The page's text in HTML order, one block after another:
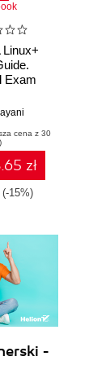
Command
C
Linux+
Exam
cena z 30
zł
(-15%)
-